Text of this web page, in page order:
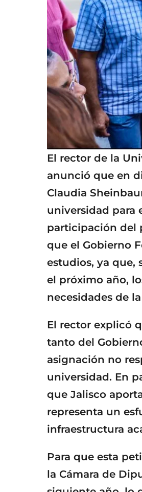
El rector de la
anunció que en
Claudia
universidad para
participación del
que el Gobierno
estudios, ya que,
el próximo año,
necesidades de
El rector explicó
tanto del
asignación no
universidad. En
que Jalisco
representa un
infraestructura
Para que esta
la Cámara de